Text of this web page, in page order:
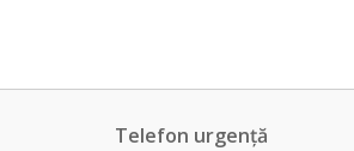
Telefon urgență